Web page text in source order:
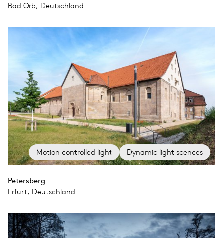
Bad Orb, Deutschland
Motion controlled light Dynamic light scences
Petersberg
Erfurt, Deutschland